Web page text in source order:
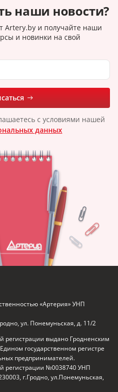
наши новости?
Artery.by и получайте наши
и новинки на свой
с условиями нашей
данных
«Артерия» УНП
ул. Понемуньская, д. 11/2
регистрации выдано Гродненским
государственном регистре
предпринимателей.
регистрации №0038740 УНП
г.Гродно, ул.Понемуньская,